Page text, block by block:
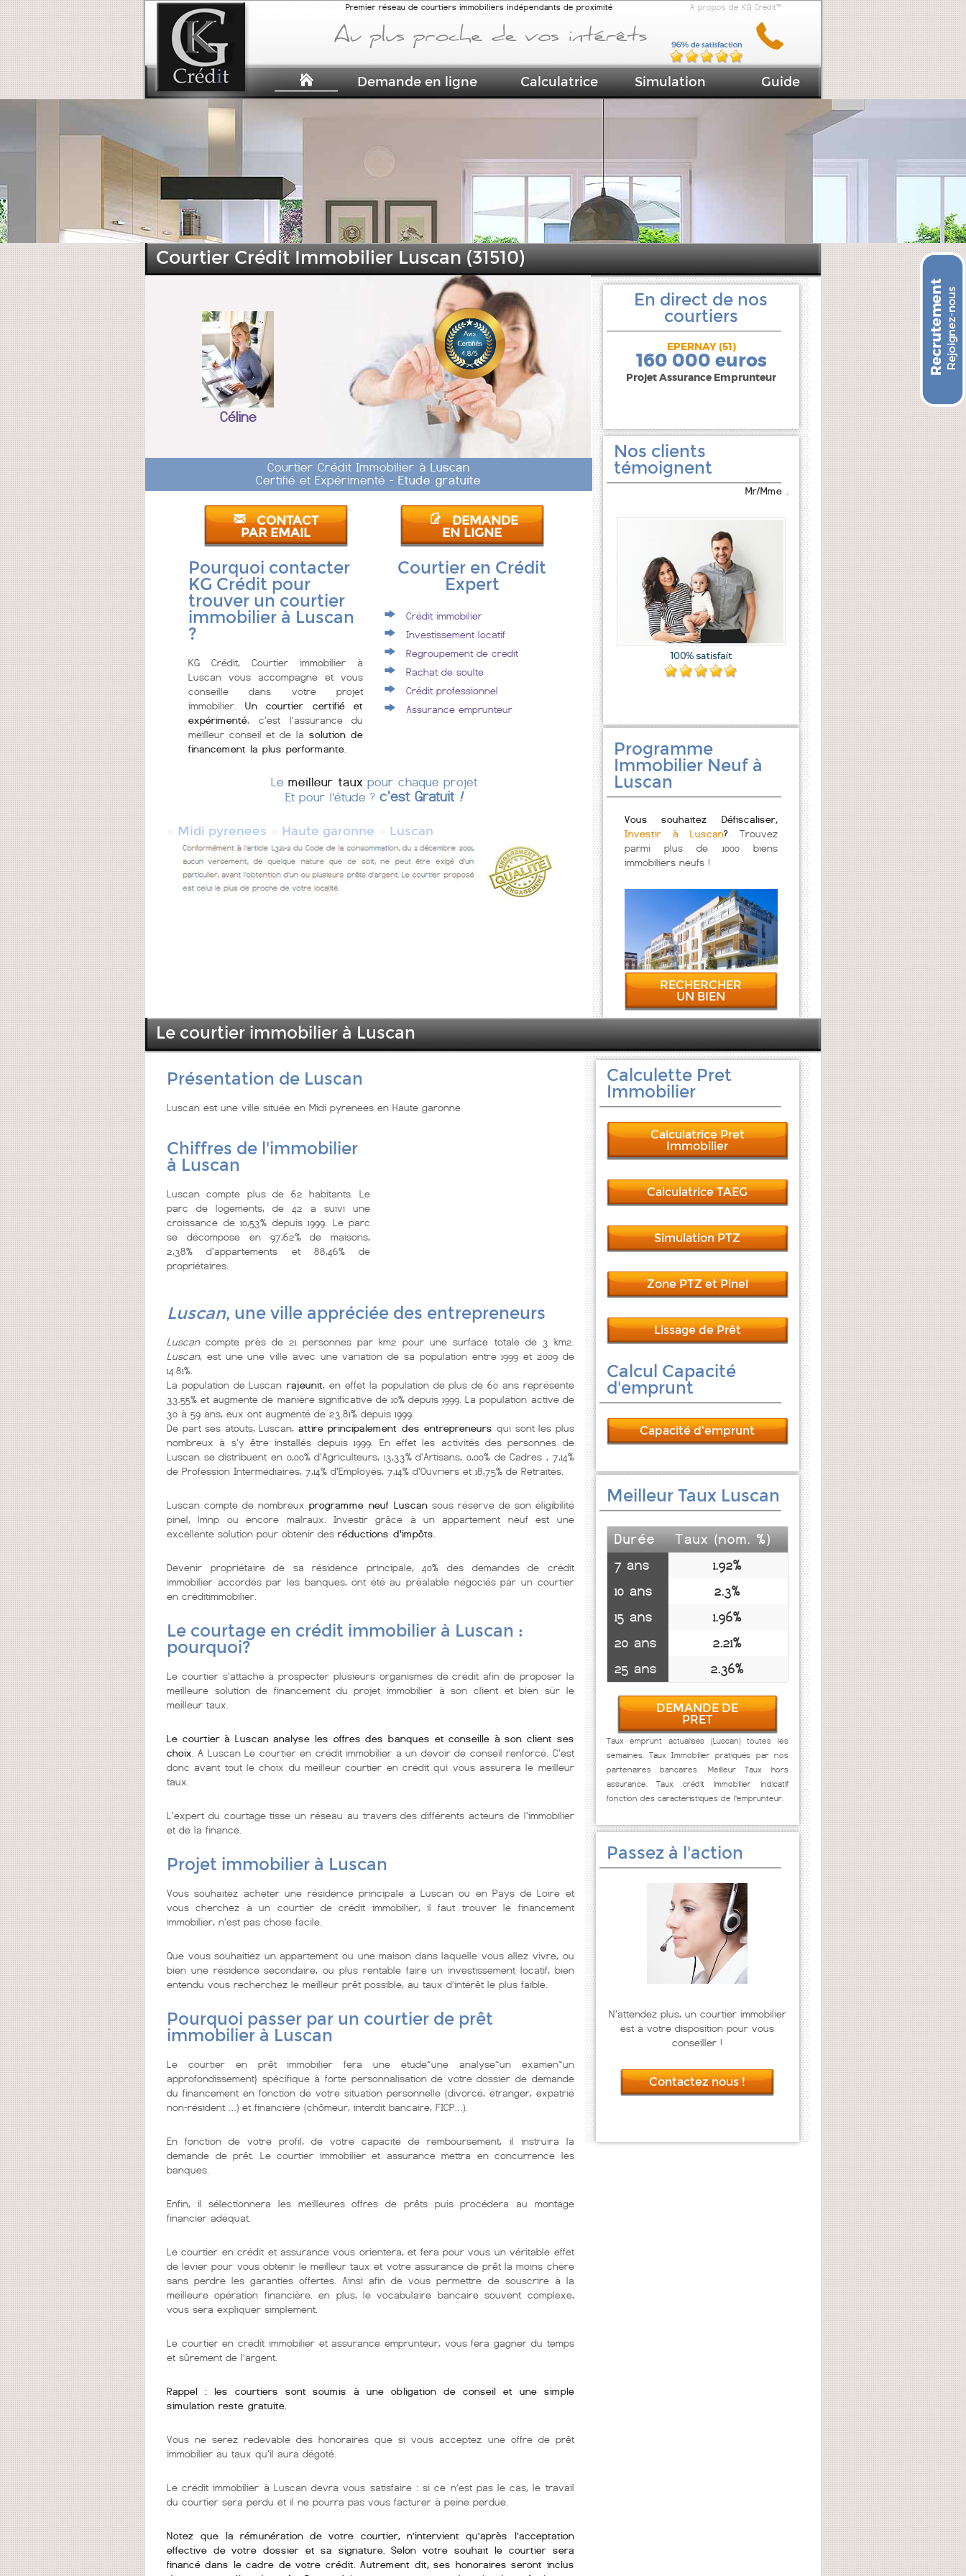
Courtier Crédit Immobilier Luscan (31510)
Céline
Courtier Crédit Immobilier à Luscan
Certifié et Expérimenté -Etude gratuite
CONTACT
PAR EMAIL
DEMANDE
EN LIGNE
Pourquoi contacter
KG Crédit pour
trouver un courtier
immobilier à Luscan
?
KG Crédit, Courtier immobilier à
Luscan vous accompagne et vous
conseille dans votre projet
immobilier. Un courtier certifié et
expérimenté, c'est l'assurance du
meilleur conseil et de la solution de
financement la plus performante
Courtier en Crédit
Expert
Crédit immobilier
Investissement locatif
Regroupement de credit
Rachat de soulte
Crédit professionnel
Assurance emprunteur
Le meilleur taux pour chaque projet
Et pour l'étude ?c'est Gratuit !
Midi pyrenees Haute garonne Luscan
En direct de nos
courtiers
150 000 euros
EPERNAY (51)
160 000 euros
Projet Assurance Emprunteur
240 000 euros
Nos clients
témoignent
Mr/Mme .
Programme
Immobilier Neuf à
Luscan
Vous souhaitez Défiscaliser,
Investir à Luscan? Trouvez
parmi plus de 1000 biens
immobiliers neufs !
RECHERCHER
UN BIEN
Le courtier immobilier à Luscan
Présentation de Luscan
Luscan est une ville située en Midi pyrenees en Haute garonne
Chiffres de l'immobilier
à Luscan
Luscan compte plus de 62 habitants. Le
parc de logements, de 42 a suivi une
croissance de 10,53% depuis 1999. Le parc
se décompose en 97,62% de maisons,
2,38% d'appartements et 88,46% de
propriétaires.
Luscan, une ville appréciée des entrepreneurs
Luscancompte près de 21 personnes par km2 pour une surface totale de 3 km2.
Luscan, est une une ville avec une variation de sa population entre 1999 et 2009 de
14.81%.
La population de Luscan rajeunit, en effet la population de plus de 60 ans représente
33.55% et augmente de manière significative de 10% depuis 1999. La population active de
30 à 59 ans, eux ont augmenté de 23.81% depuis 1999.
De part ses atouts, Luscan, attire principalement des entrepreneurs qui sont les plus
nombreux à s'y être installés depuis 1999. En effet les activités des personnes de
Luscan se distribuent en 0,00% d'Agriculteurs, 13,33% d'Artisans, 0,00% de Cadres , 7,14%
de Profession Intermédiaires, 7,14% d'Employés, 7,14% d'Ouvriers et 18,75% de Retraités.
Luscan compte de nombreux programme neuf Luscansous réserve de son éligibilité
pinel, lmnp ou encore malraux. Investir grâce à un appartement neuf est une
excellente solution pour obtenir des réductions d'impôts.
Devenir propriétaire de sa résidence principale, 40% des demandes de crédit
immobilier accordés par les banques, ont été au préalable négociés par un courtier
en créditimmobilier.
Le courtage en crédit immobilier à Luscan :
pourquoi?
Le courtier s'attache à prospecter plusieurs organismes de crédit afin de proposer la
meilleure solution de financement du projet immobilier à son client et bien sùr le
meilleur taux.
Le courtier à Luscan analyse les offres des banques et conseille à son client ses
choix. A Luscan Le courtier en crédit immobilier a un devoir de conseil renforcé. C'est
donc avant tout le choix du meilleur courtier en crédit qui vous assurera le meilleur
taux.
L'expert du courtage tisse un réseau au travers des différents acteurs de l'immobilier
et de la finance.
Projet immobilier à Luscan
Vous souhaitez acheter une résidence principale à Luscan ou en Pays de Loire et
vous cherchez à un courtier de crédit immobilier, il faut trouver le financement
immobilier, n'est pas chose facile.
Que vous souhaitiez un appartement ou une maison dans laquelle vous allez vivre, ou
bien une résidence secondaire, ou plus rentable faire un investissement locatif, bien
entendu vous recherchez le meilleur prêt possible, au taux d’intérêt le plus faible.
Pourquoi passer par un courtier de prêt
immobilier à Luscan
Le courtier en prêt immobilier fera une étude~une analyse~un examen~un
approfondissement} spécifique à forte personnalisation de votre dossier de demande
du financement en fonction de votre situation personnelle (divorcé, étranger, expatrié
non-résident …) et financière (chômeur, interdit bancaire, FICP…).
En fonction de votre profil, de votre capacité de remboursement, il instruira la
demande de prêt. Le courtier immobilier et assurance mettra en concurrence les
banques.
Enfin, il sélectionnera les meilleures offres de prêts puis procédera au montage
financier adéquat.
Le courtier en crédit et assurance vous orientera, et fera pour vous un véritable effet
de levier pour vous obtenir le meilleur taux et votre assurance de prêt la moins chère
sans perdre les garanties offertes. Ainsi afin de vous permettre de souscrire à la
meilleure opération financière. en plus, le vocabulaire bancaire souvent complexe,
vous sera expliquer simplement.
Le courtier en crédit immobilier et assurance emprunteur, vous fera gagner du temps
et sûrement de l’argent.
Rappel : les courtiers sont soumis à une obligation de conseil et une simple
simulation reste gratuite.
Vous ne serez redevable des honoraires que si vous acceptez une offre de prêt
immobilier au taux qu'il aura dégoté.
Le crédit immobilier à Luscan devra vous satisfaire : si ce n’est pas le cas, le travail
du courtier sera perdu et il ne pourra pas vous facturer à peine perdue.
Notez que la rémunération de votre courtier, n’intervient qu’après l’acceptation
effective de votre dossier et sa signature. Selon votre souhait le courtier sera
financé dans le cadre de votre crédit. Autrement dit, ses honoraires seront inclus
Calculette Pret
Immobilier
Calculatrice Pret
Immobilier
Calculatrice TAEG
Simulation PTZ
Zone PTZ et Pinel
Lissage de Prêt
Calcul Capacité
d'emprunt
Capacité d'emprunt
Meilleur Taux Luscan
Durée
Taux (nom. %)
7 ans
1.92%
10 ans
2.3%
15 ans
1.96%
20 ans
2.21%
25 ans
2.36%
DEMANDE DE
PRET
Taux emprunt actualisés (Luscan) toutes les
semaines. Taux Immobilier pratiqués par nos
partenaires bancaires. Meilleur Taux hors
assurance. Taux crédit immobilier indicatif
fonction des caractéristiques de l'emprunteur.
Passez à l'action
N'attendez plus, un courtier immobilier
est à votre disposition pour vous
conseiller !
Contactez nous !
Premier réseau de courtiers immobiliers indépendants de proximité A propos de KG Crédit™
Demande en ligne Calculatrice Simulation Guide